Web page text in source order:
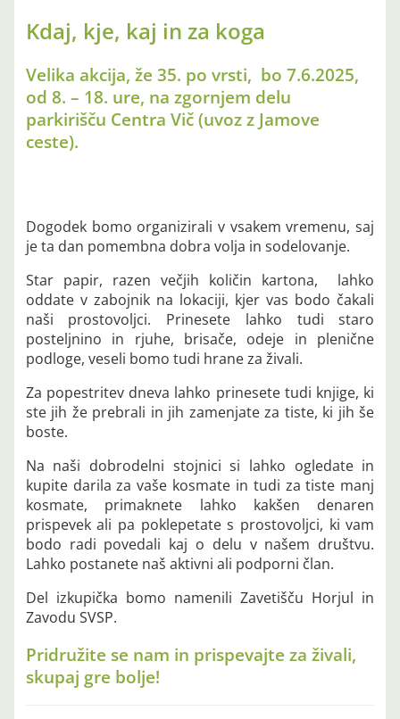
Kdaj, kje, kaj in za koga
Velika akcija, že 35. po vrsti, bo 7.6.2025,
od 8. – 18. ure, na zgornjem delu
parkirišču Centra Vič (uvoz z Jamove
ceste).
Dogodek bomo organizirali v vsakem vremenu, saj
je ta dan pomembna dobra volja in sodelovanje.
Star papir, razen večjih količin kartona, lahko
oddate v zabojnik na lokaciji, kjer vas bodo čakali
naši prostovoljci. Prinesete lahko tudi staro
posteljnino in rjuhe, brisače, odeje in plenične
podloge, veseli bomo tudi hrane za živali.
Za popestritev dneva lahko prinesete tudi knjige, ki
ste jih že prebrali in jih zamenjate za tiste, ki jih še
boste.
Na naši dobrodelni stojnici si lahko ogledate in
kupite darila za vaše kosmate in tudi za tiste manj
kosmate, primaknete lahko kakšen denaren
prispevek ali pa poklepetate s prostovoljci, ki vam
bodo radi povedali kaj o delu v našem društvu.
Lahko postanete naš aktivni ali podporni član.
Del izkupička bomo namenili Zavetišču Horjul in
Zavodu SVSP.
Pridružite se nam in prispevajte za živali,
skupaj gre bolje!